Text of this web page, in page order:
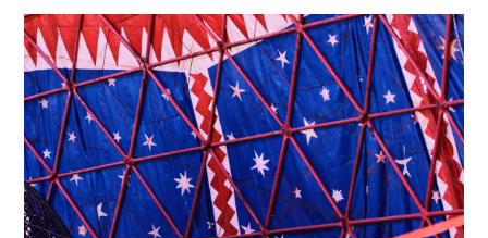
i
e
m
b
r
e
d
e
2
0
2
0